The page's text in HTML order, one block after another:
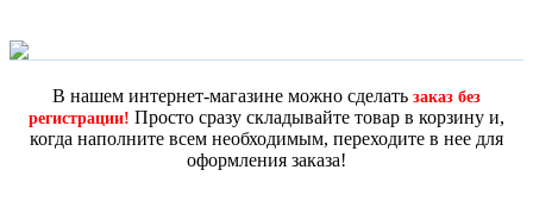
В нашем интернет-магазине можно сделать заказ без
регистрации! Просто сразу складывайте товар в корзину и,
когда наполните всем необходимым, переходите в нее для
оформления заказа!